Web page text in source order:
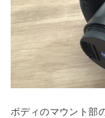
ボディのマウント部